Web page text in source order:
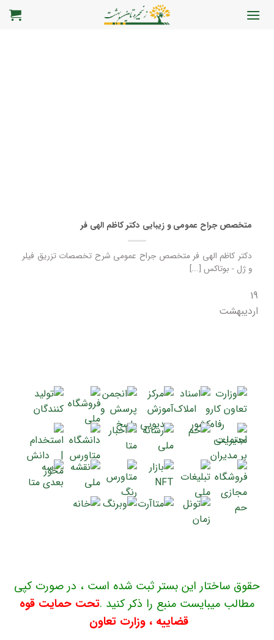
پرش
متخصص جراح عمومی و زیبایی دکتر کاظم الهی فر
دکتر کاظم الهی فر متخصص جراح عمومی شرح تخصصات تزریق فیلر
و ژل - بوتاکس [...]
19
اردیبهشت
حقوق ساختار این بستر ثبت شده است ، در صورت کپی
مطالب میبایست منبع را ذکر کنید .تحت حمایت قوه
قضاییه ، وزارت تعاون